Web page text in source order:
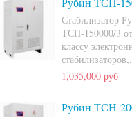
Стабилизатор
ТСН-150000/3
классу
1,035,000 руб
Рубин ТСН-